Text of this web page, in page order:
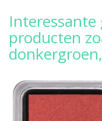
Interessante
producten